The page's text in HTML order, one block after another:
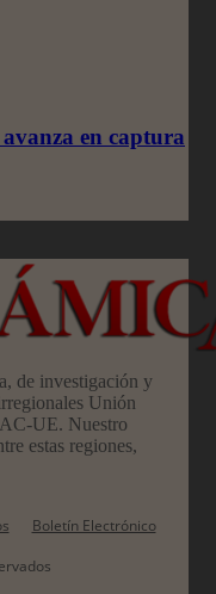
en captura
de investigación y
Unión
UE. Nuestro
estas regiones,
Boletín Electrónico